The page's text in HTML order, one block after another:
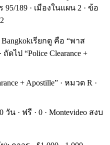
189 · เมืองในแผน 2 · ข้อ
Bangkokเรียกดู คือ “พาส
ดไป “Police Clearance +
+ Apostille” · หมวด R ·
· ฟรี · 0 · Montevideo สงบ